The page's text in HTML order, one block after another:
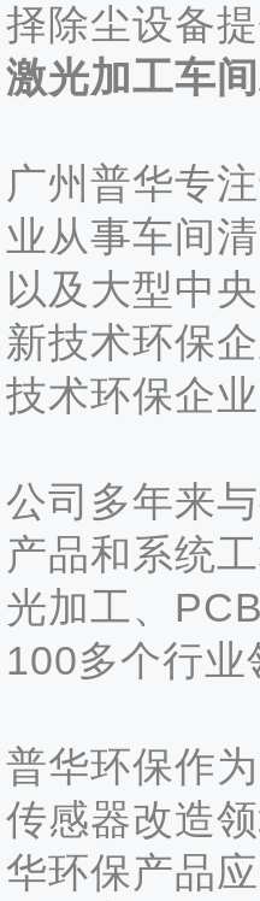
择除尘设备提
激光加工车
广州普华专
业从事车间
以及大型中
新技术环保
技术环保企业
公司多年来
产品和系统
光加工、
100多个行
普华环保作
传感器改造
华环保产品